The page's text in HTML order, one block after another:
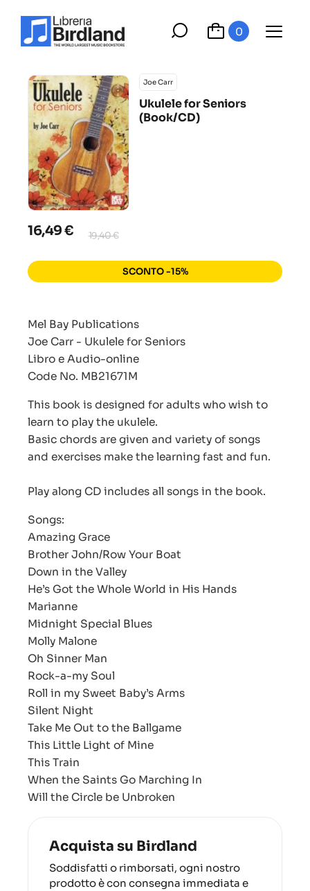
0
Joe Carr
Ukulele for Seniors
(Book/CD)
16,49 € 19,40 €
SCONTO -15%
Mel Bay Publications
Joe Carr - Ukulele for Seniors
Libro e Audio-online
Code No. MB21671M
This book is designed for adults who wish to
learn to play the ukulele.
Basic chords are given and variety of songs
and exercises make the learning fast and fun.
Play along CD includes all songs in the book.
Songs:
Amazing Grace
Brother John/Row Your Boat
Down in the Valley
He’s Got the Whole World in His Hands
Marianne
Midnight Special Blues
Molly Malone
Oh Sinner Man
Rock-a-my Soul
Roll in my Sweet Baby’s Arms
Silent Night
Take Me Out to the Ballgame
This Little Light of Mine
This Train
When the Saints Go Marching In
Will the Circle be Unbroken
Acquista su Birdland
Soddisfatti o rimborsati, ogni nostro
prodotto è con consegna immediata e